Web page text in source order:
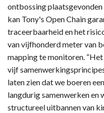
ontbossing
kan Tony's Open Chain
traceerbaarheid en het
van vijfhonderd meter van
mapping te monitoren.
vijf
laten zien dat we boeren
langdurig samenwerken en
structureel uitbannen van